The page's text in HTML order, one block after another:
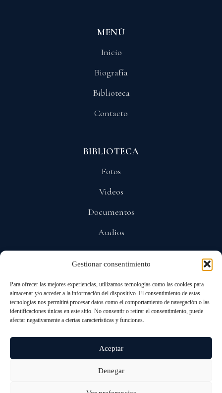
Gestionar consentimiento
Para ofrecer las mejores experiencias, utilizamos tecnologías como las cookies para
almacenar y/o acceder a la información del dispositivo. El consentimiento de estas
tecnologías nos permitirá procesar datos como el comportamiento de navegación o las
identificaciones únicas en este sitio. No consentir o retirar el consentimiento, puede
afectar negativamente a ciertas características y funciones.
Aceptar
Denegar
MENÚ
Inicio
Biografía
Biblioteca
Contacto
BIBLIOTECA
Fotos
Videos
Documentos
Audios
Privacidad
Protección De Datos
© 2026 ALL RIGHTS RESERVED
ANDRÉS PASTRANA ARANGO